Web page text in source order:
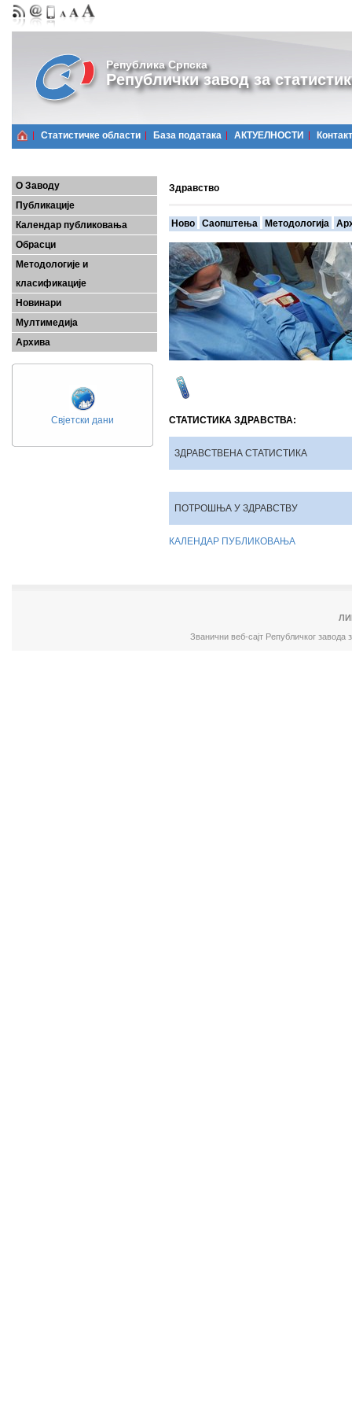
Република Српска
Републички завод за
Статистичке области Базa података АКТУЕЛНОСТИ Контакт
О Заводу
Публикације
Календар публиковања
Обрасци
Методологије и
класификације
Новинари
Мултимедија
Архива
Свјетски дани
Здравство
Ново Саопштења Методологија
СТАТИСТИКА ЗДРАВСТВА:
ЗДРАВСТВЕНА СТАТИСТИКА
ПОТРОШЊА У ЗДРАВСТВУ
КАЛЕНДАР ПУБЛИКОВАЊА
Званични веб-сајт Републичког